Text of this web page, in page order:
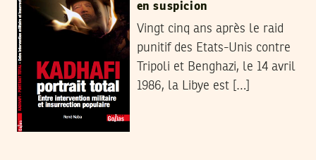
en suspicion
Vingt cinq ans après le raid
punitif des Etats-Unis contre
Tripoli et Benghazi, le 14 avril
1986, la Libye est […]